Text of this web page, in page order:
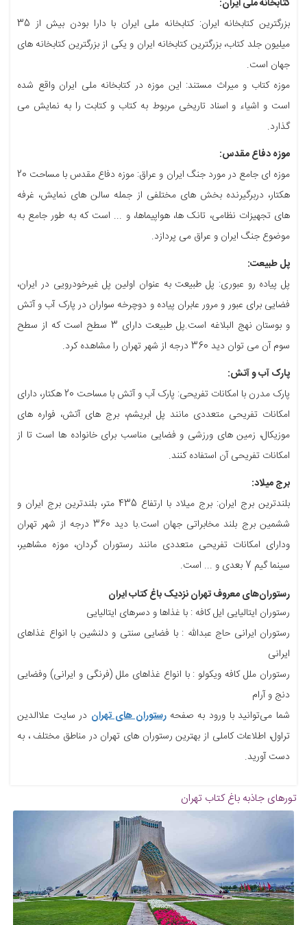
کتابخانه ملی ایران:
بزرگترین کتابخانه ایران: کتابخانه ملی ایران با دارا بودن بیش از 35
میلیون جلد کتاب، بزرگترین کتابخانه ایران و یکی از بزرگترین کتابخانه های
جهان است.
موزه کتاب و میراث مستند: این موزه در کتابخانه ملی ایران واقع شده
است و اشیاء و اسناد تاریخی مربوط به کتاب و کتابت را به نمایش می
گذارد.
موزه دفاع مقدس:
موزه ای جامع در مورد جنگ ایران و عراق: موزه دفاع مقدس با مساحت 20
هکتار، دربرگیرنده بخش های مختلفی از جمله سالن های نمایش، غرفه
های تجهیزات نظامی، تانک ها، هواپیماها، و ... است که به طور جامع به
موضوع جنگ ایران و عراق می پردازد.
پل طبیعت:
پل پیاده رو عبوری: پل طبیعت به عنوان اولین پل غیرخودرویی در ایران،
فضایی برای عبور و مرور عابران پیاده و دوچرخه سواران در پارک آب و آتش
و بوستان نهج البلاغه است.پل طبیعت دارای 3 سطح است که از سطح
سوم آن می توان دید 360 درجه از شهر تهران را مشاهده کرد.
پارک آب و آتش:
پارک مدرن با امکانات تفریحی: پارک آب و آتش با مساحت 20 هکتار، دارای
امکانات تفریحی متعددی مانند پل ابریشم، برج های آتش، فواره های
موزیکال، زمین های ورزشی و فضایی مناسب برای خانواده ها است تا از
امکانات تفریحی آن استفاده کنند.
برج میلاد:
بلندترین برج ایران: برج میلاد با ارتفاع 435 متر، بلندترین برج ایران و
ششمین برج بلند مخابراتی جهان است.با دید 360 درجه از شهر تهران
ودارای امکانات تفریحی متعددی مانند رستوران گردان، موزه مشاهیر،
سینما گیم 7 بعدی و ... است.
رستوران‌های معروف تهران نزدیک باغ کتاب ایران
رستوران ایتالیایی ایل کافه : با غذاها و دسرهای ایتالیایی
رستوران ایرانی حاج عبدالله : با فضایی سنتی و دلنشین با انواع غذاهای
ایرانی
رستوران ملل کافه ویکولو : با انواع غذاهای ملل (فرنگی و ایرانی) وفضایی
دنج و آرام
شما می‌توانید با ورود به صفحهرستوران های تهران در سایت علاالدین
تراول، اطلاعات کاملی از بهترین رستوران های تهران در مناطق مختلف ، به
دست آورید.
تورهای جاذبه باغ کتاب تهران